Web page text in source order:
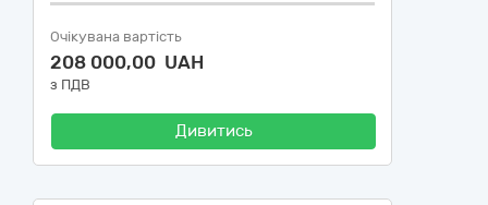
Очікувана вартість
208 000,00 UAH
з ПДВ
Дивитись